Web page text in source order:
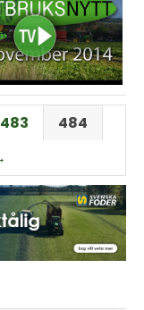
483
484